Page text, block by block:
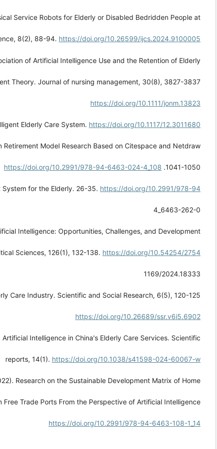
Service Robots for Elderly or Disabled Bedridden People at
8(2), 88-94. https://doi.org/10.26599/ijcs.2024.9100005
of Artificial Intelligence Use and the Retention of Elderly
Theory. Journal of nursing management, 30(8), 3827-3837.
https://doi.org/10.1111/jonm.13823
Elderly Care System. https://doi.org/10.1117/12.3011680
Model Research Based on Citespace and Netdraw.
1041-1050.
https://doi.org/10.2991/978-94-6463-024-4_108
System for the Elderly. 26-35. https://doi.org/10.2991/978-94
6463-262-0_4
Intelligence: Opportunities, Challenges, and Development
Sciences, 126(1), 132-138. https://doi.org/10.54254/2754
1169/2024.18333
Care Industry. Scientific and Social Research, 6(5), 120-125.
https://doi.org/10.26689/ssr.v6i5.6902
Intelligence in China's Elderly Care Services. Scientific
reports, 14(1). https://doi.org/10.1038/s41598-024-60067-w
Research on the Sustainable Development Matrix of Home
Free Trade Ports From the Perspective of Artificial Intelligence.
https://doi.org/10.2991/978-94-6463-108-1_14